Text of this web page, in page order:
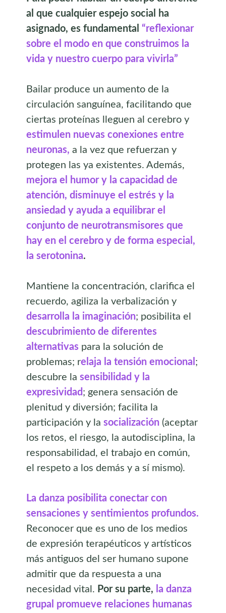
al que cualquier espejo social ha
asignado, es fundamental“reflexionar
sobre el modo en que construimos la
vida y nuestro cuerpo para vivirla”
Bailar produce un aumento de la
circulación sanguínea, facilitando que
ciertas proteínas lleguen al cerebro y
estimulen nuevas conexiones entre
neuronas, a la vez que refuerzan y
protegen las ya existentes. Además,
mejora el humor y la capacidad de
atención, disminuye el estrés y la
ansiedad y ayuda a equilibrar el
conjunto de neurotransmisores que
hay en el cerebro y de forma especial,
la serotonina.
Mantiene la concentración, clarifica el
recuerdo, agiliza la verbalización y
desarrolla la imaginación; posibilita el
descubrimiento de diferentes
alternativas para la solución de
problemas; relaja la tensión emocional ;
descubre lasensibilidad y la
expresividad ; genera sensación de
plenitud y diversión; facilita la
participación y lasocialización (aceptar
los retos, el riesgo, la autodisciplina, la
responsabilidad, el trabajo en común,
el respeto a los demás y a sí mismo).
La danza posibilita conectar con
sensaciones y sentimientos profundos.
Reconocer que es uno de los medios
de expresión terapéuticos y artísticos
más antiguos del ser humano supone
admitir que da respuesta a una
necesidad vital. Por su parte, la danza
grupal promueve relaciones humanas